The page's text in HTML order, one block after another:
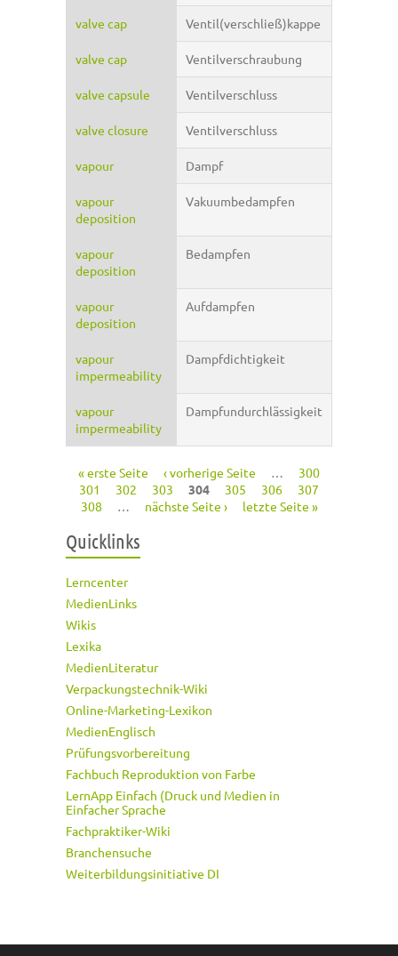
valve cap Ventil(verschließ)kappe
valve cap Ventilverschraubung
valve capsule Ventilverschluss
valve closure Ventilverschluss
vapour Dampf
vapour
deposition
Vakuumbedampfen
vapour
deposition
Bedampfen
vapour
deposition
Aufdampfen
vapour
impermeability
Dampfdichtigkeit
vapour
impermeability
Dampfundurchlässigkeit
Seiten
« erste Seite ‹ vorherige Seite …
300
301
302 303 304 305 306
307
308
… nächste Seite › letzte Seite »
Quicklinks
Lerncenter
MedienLinks
Wikis
Lexika
MedienLiteratur
Verpackungstechnik-Wiki
Online-Marketing-Lexikon
MedienEnglisch
Prüfungsvorbereitung
Fachbuch Reproduktion von Farbe
LernApp Einfach (Druck und Medien in
Einfacher Sprache
Fachpraktiker-Wiki
Branchensuche
Weiterbildungsinitiative DI